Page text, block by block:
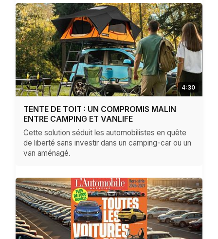
4:30
TENTE DE TOIT : UN COMPROMIS MALIN
ENTRE CAMPING ET VANLIFE
Cette solution séduit les automobilistes en quête
de liberté sans investir dans un camping-car ou un
van aménagé.